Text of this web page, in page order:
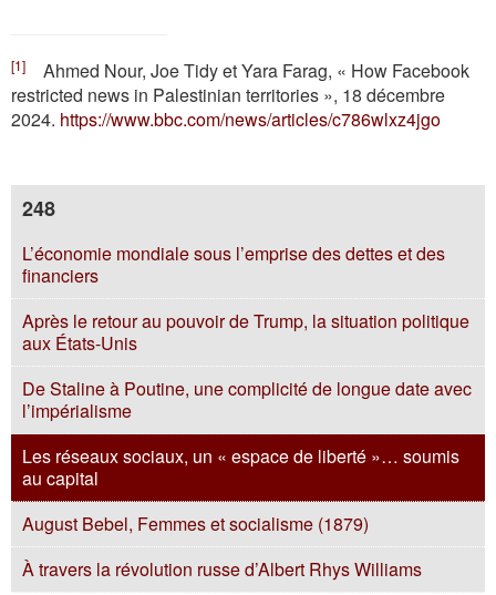
[1]
Ahmed Nour, Joe Tidy et Yara Farag, « How Facebook
restricted news in Palestinian territories », 18 décembre
2024. https://www.bbc.com/news/articles/c786wlxz4jgo
248
L’économie mondiale sous l’emprise des dettes et des
financiers
Après le retour au pouvoir de Trump, la situation politique
aux États-Unis
De Staline à Poutine, une complicité de longue date avec
l’impérialisme
Les réseaux sociaux, un « espace de liberté »… soumis
au capital
August Bebel, Femmes et socialisme (1879)
À travers la révolution russe d’Albert Rhys Williams